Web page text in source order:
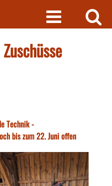
Technik -
bis zum 22. Juni offen